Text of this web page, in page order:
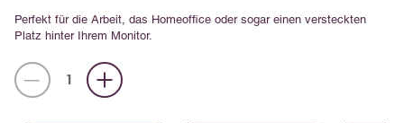
Perfekt für die Arbeit, das Homeoffice oder sogar einen versteckten
Platz hinter Ihrem Monitor.